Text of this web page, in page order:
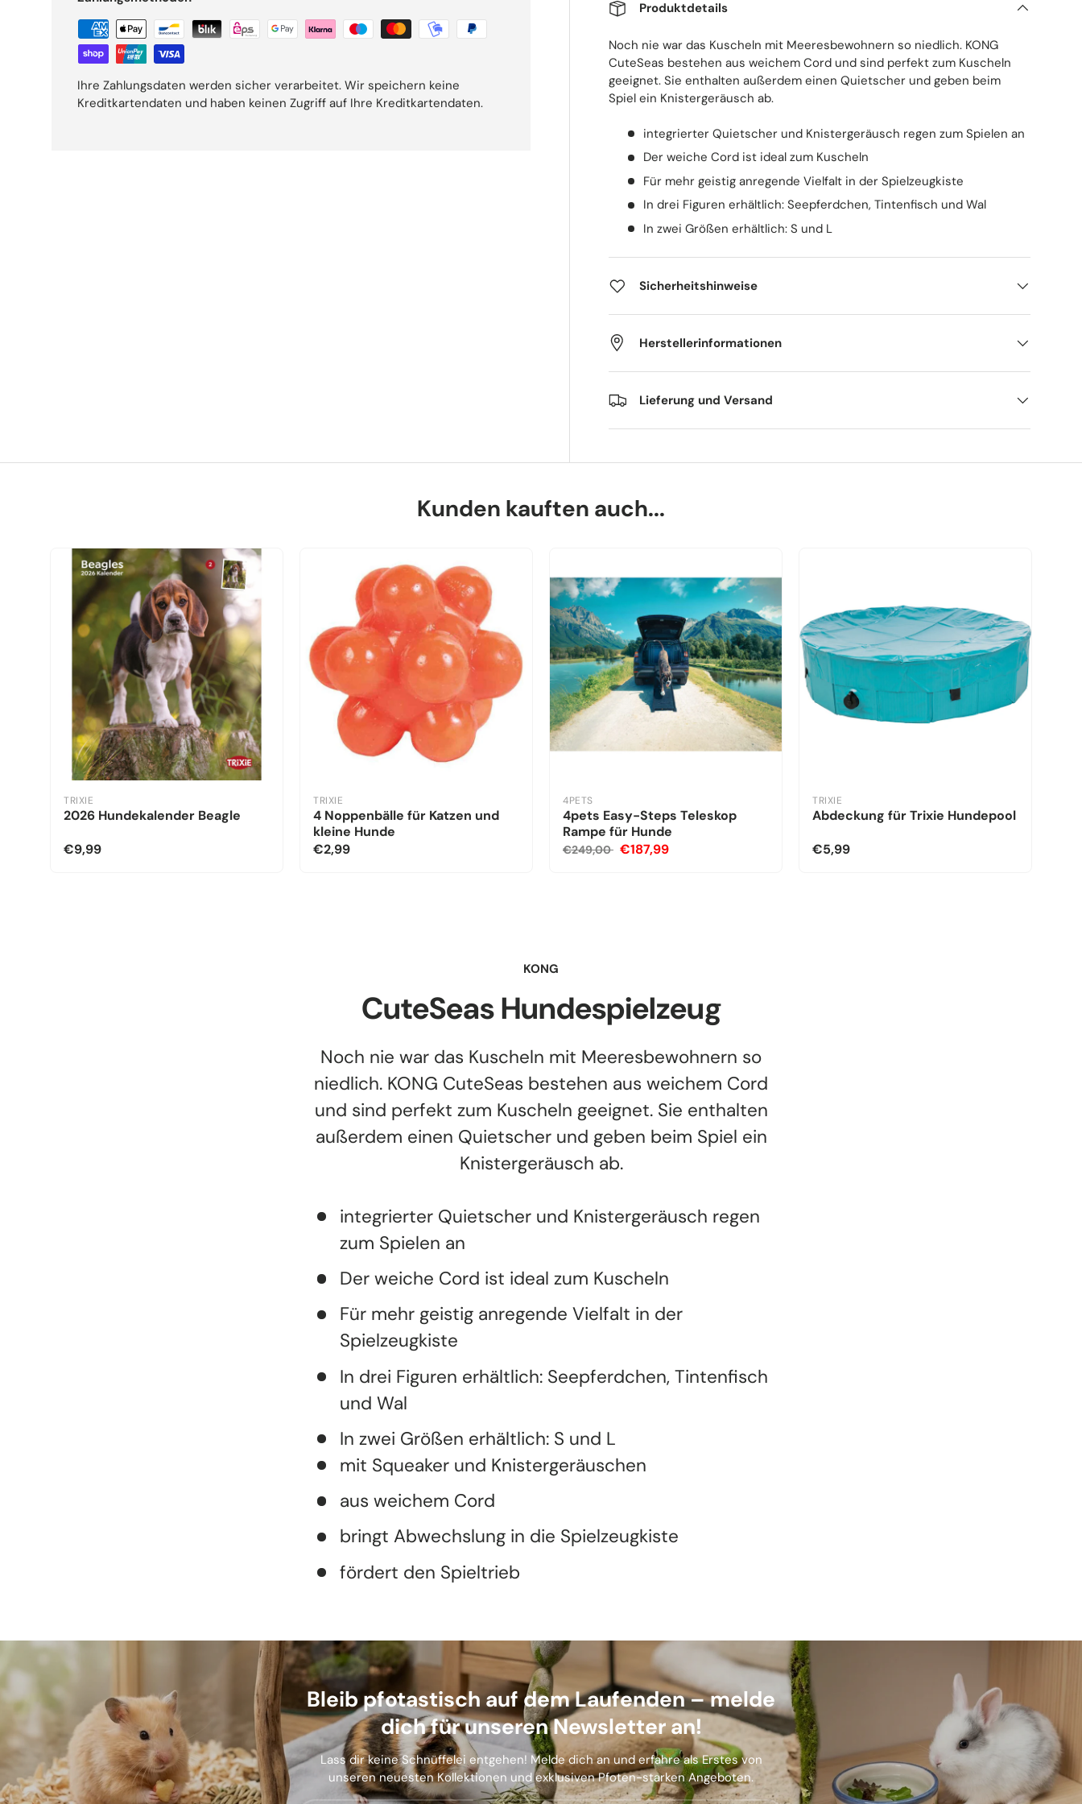
Produktdetails
Noch nie war das Kuscheln mit Meeresbewohnern so niedlich. KONG
CuteSeas bestehen aus weichem Cord und sind perfekt zum Kuscheln
geeignet. Sie enthalten außerdem einen Quietscher und geben beim
Spiel ein Knistergeräusch ab.
integrierter Quietscher und Knistergeräusch regen zum Spielen an
Der weiche Cord ist ideal zum Kuscheln
Für mehr geistig anregende Vielfalt in der Spielzeugkiste
In drei Figuren erhältlich: Seepferdchen, Tintenfisch und Wal
In zwei Größen erhältlich: S und L
Sicherheitshinweise
Herstellerinformationen
Lieferung und Versand
Ihre Zahlungsdaten werden sicher verarbeitet. Wir speichern keine
Kreditkartendaten und haben keinen Zugriff auf Ihre Kreditkartendaten.
Kunden kauften auch...
TRIXIE
2026 Hundekalender Beagle
€9,99
TRIXIE
4 Noppenbälle für Katzen und
kleine Hunde
€2,99
4PETS
4pets Easy-Steps Teleskop
Rampe für Hunde
€249,00 €187,99
TRIXIE
Abdeckung für Trixie Hundepool
€5,99
KONG
CuteSeas Hundespielzeug
Noch nie war das Kuscheln mit Meeresbewohnern so
niedlich. KONG CuteSeas bestehen aus weichem Cord
und sind perfekt zum Kuscheln geeignet. Sie enthalten
außerdem einen Quietscher und geben beim Spiel ein
Knistergeräusch ab.
integrierter Quietscher und Knistergeräusch regen
zum Spielen an
Der weiche Cord ist ideal zum Kuscheln
Für mehr geistig anregende Vielfalt in der
Spielzeugkiste
In drei Figuren erhältlich: Seepferdchen, Tintenfisch
und Wal
In zwei Größen erhältlich: S und L
mit Squeaker und Knistergeräuschen
aus weichem Cord
bringt Abwechslung in die Spielzeugkiste
fördert den Spieltrieb
Bleib pfotastisch auf dem Laufenden – melde
dich für unseren Newsletter an!
Lass dir keine Schnüffelei entgehen! Melde dich an und erfahre als Erstes von
unseren neuesten Kollektionen und exklusiven Pfoten-starken Angeboten.